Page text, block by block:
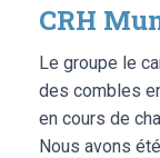
CRH
Le groupe le
des combles
en cours de
Nous avons